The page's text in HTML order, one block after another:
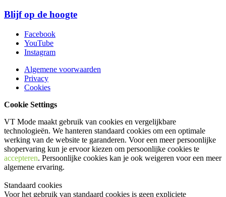
Blijf op de hoogte
Facebook
YouTube
Instagram
Algemene voorwaarden
Privacy
Cookies
Cookie Settings
VT Mode maakt gebruik van cookies en vergelijkbare
technologieën. We hanteren standaard cookies om een optimale
werking van de website te garanderen. Voor een meer persoonlijke
shopervaring kun je ervoor kiezen om persoonlijke cookies te
accepteren. Persoonlijke cookies kan je ook weigeren voor een meer
algemene ervaring.
Standaard cookies
Voor het gebruik van standaard cookies is geen expliciete